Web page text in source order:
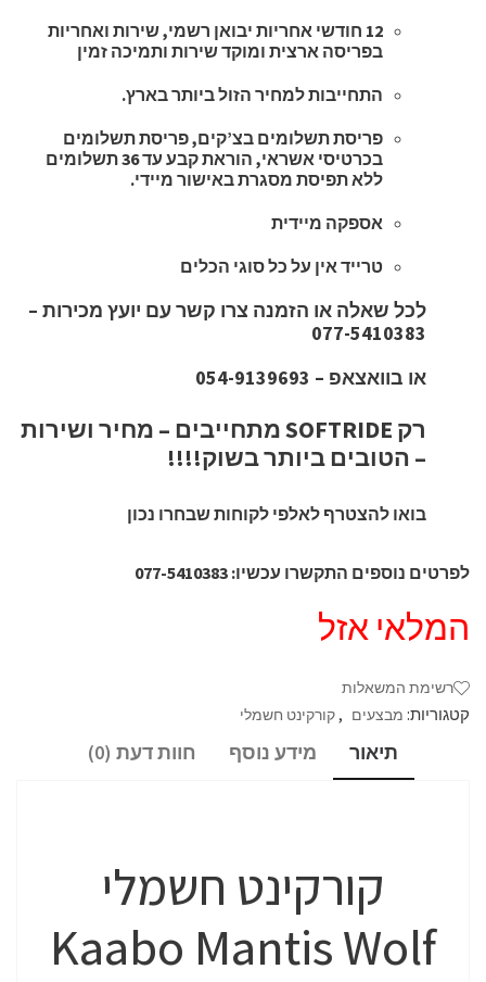
12 חודשי אחריות יבואן רשמי, שירות ואחריות
בפריסה ארצית ומוקד שירות ותמיכה זמין
התחייבות למחיר הזול ביותר בארץ.
פריסת תשלומים בצ’קים, פריסת תשלומים
בכרטיסי אשראי, הוראת קבע עד 36 תשלומים
ללא תפיסת מסגרת באישור מיידי.
אספקה מיידית
טרייד אין על כל סוגי הכלים
לכל שאלה או הזמנה צרו קשר עם יועץ מכירות –
077-5410383
או בוואצאפ – 054-9139693
רק SOFTRIDE מתחייבים – מחיר ושירות
– הטובים ביותר בשוק!!!!
בואו להצטרף לאלפי לקוחות שבחרו נכון
לפרטים נוספים התקשרו עכשיו: 077-5410383
המלאי אזל
רשימת המשאלות
קטגוריות: מבצעים ,קורקינט חשמלי
תיאור מידע נוסף חוות דעת (0)
קורקינט חשמלי
Kaabo Mantis Wolf